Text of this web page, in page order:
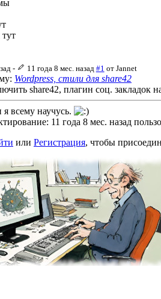
- 11 года 8 мес. назад #1 от Jannet
Wordpress, стили для share42
share42, плагин соц. закладок
всему научусь.
11 года 8 мес. назад
или Регистрация, чтобы